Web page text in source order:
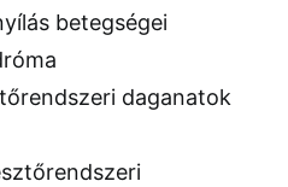
betegségei
daganatok